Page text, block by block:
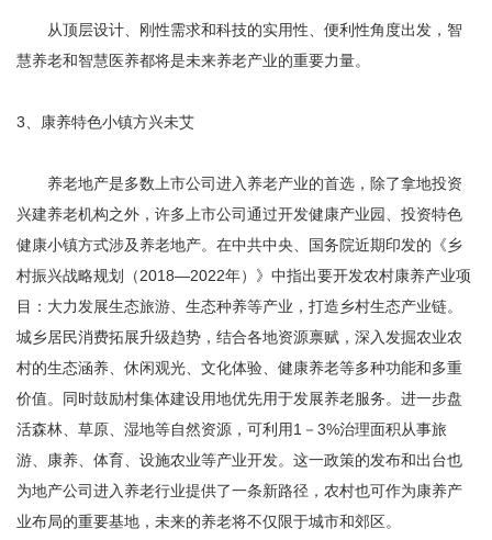
从顶层设计、刚性需求和科技的实用性、便利性角度出发，智
慧养老和智慧医养都将是未来养老产业的重要力量。
3、康养特色小镇方兴未艾
养老地产是多数上市公司进入养老产业的首选，除了拿地投资
兴建养老机构之外，许多上市公司通过开发健康产业园、投资特色
健康小镇方式涉及养老地产。在中共中央、国务院近期印发的《乡
村振兴战略规划（2018—2022年）》中指出要开发农村康养产业项
目：大力发展生态旅游、生态种养等产业，打造乡村生态产业链。
城乡居民消费拓展升级趋势，结合各地资源禀赋，深入发掘农业农
村的生态涵养、休闲观光、文化体验、健康养老等多种功能和多重
价值。同时鼓励村集体建设用地优先用于发展养老服务。进一步盘
活森林、草原、湿地等自然资源，可利用1－3%治理面积从事旅
游、康养、体育、设施农业等产业开发。这一政策的发布和出台也
为地产公司进入养老行业提供了一条新路径，农村也可作为康养产
业布局的重要基地，未来的养老将不仅限于城市和郊区。